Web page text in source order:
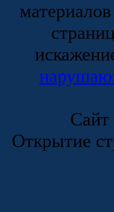
Сайт
Открытие